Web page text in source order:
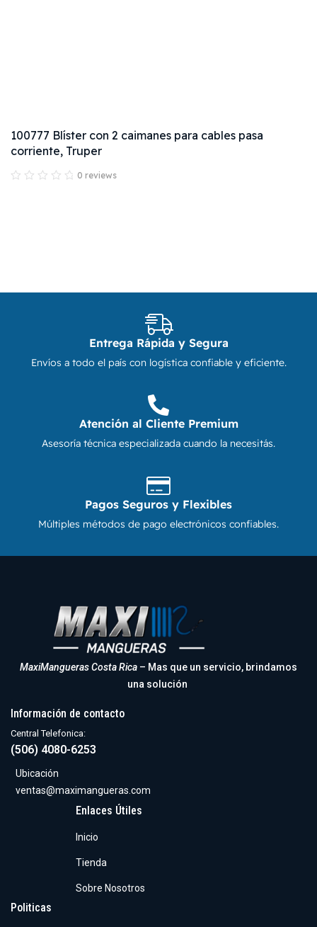
101047 Juego con 4 barras de palanca, Truper
0 reviews
Entrega Rápida y Segura
Envíos a todo el país con logística confiable y eficiente.
Atención al Cliente Premium
Asesoría técnica especializada cuando la necesitás.
Pagos Seguros y Flexibles
Múltiples métodos de pago electrónicos confiables.
MaxiMangueras Costa Rica – Mas que un servicio, brindamos
una solución
Enlaces Útiles
Inicio
Tienda
Sobre Nosotros
Politicas
Información de contacto
Central Telefonica:
(506) 4080-6253
Ubicación
ventas@maximangueras.com